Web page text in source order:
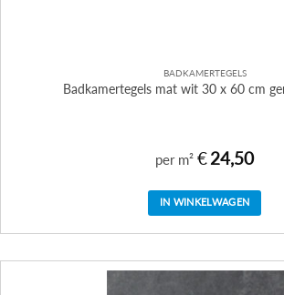
BADKAMERTEGELS
Badkamertegels mat wit 30 x 60 cm
per m² €24,50
IN WINKELWAGEN